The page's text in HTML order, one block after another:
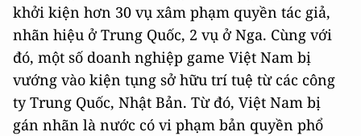
khởi kiện hơn 30 vụ xâm phạm quyền tác giả,
nhãn hiệu ở Trung Quốc, 2 vụ ở Nga. Cùng với
đó, một số doanh nghiệp game Việt Nam bị
vướng vào kiện tụng sở hữu trí tuệ từ các công
ty Trung Quốc, Nhật Bản. Từ đó, Việt Nam bị
gán nhãn là nước có vi phạm bản quyền phổ